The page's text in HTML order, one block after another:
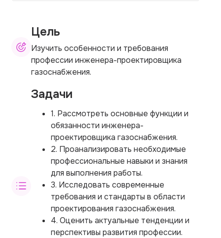
Цель
Изучить особенности и требования
профессии инженера-проектировщика
газоснабжения.
Задачи
1. Рассмотреть основные функции и
обязанности инженера-
проектировщика газоснабжения.
2. Проанализировать необходимые
профессиональные навыки и знания
для выполнения работы.
3. Исследовать современные
требования и стандарты в области
проектирования газоснабжения.
4. Оценить актуальные тенденции и
перспективы развития профессии.